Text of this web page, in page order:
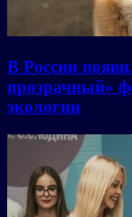
В России
прозрачный»
экологии